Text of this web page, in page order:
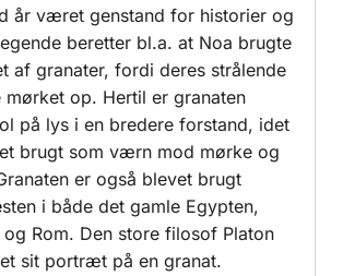
år været genstand for historier og
beretter bl.a. at Noa brugte
af granater, fordi deres strålende
mørket op. Hertil er granaten
på lys i en bredere forstand, idet
brugt som værn mod mørke og
er også blevet brugt
sten i både det gamle Egypten,
Rom. Den store filosof Platon
sit portræt på en granat.